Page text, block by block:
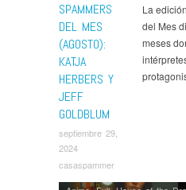
SPAMMERS
DEL MES
(AGOSTO):
KATJA
HERBERS Y
JEFF
GOLDBLUM
septiembre 29,
2024
casaspammer
La
del Mes
meses